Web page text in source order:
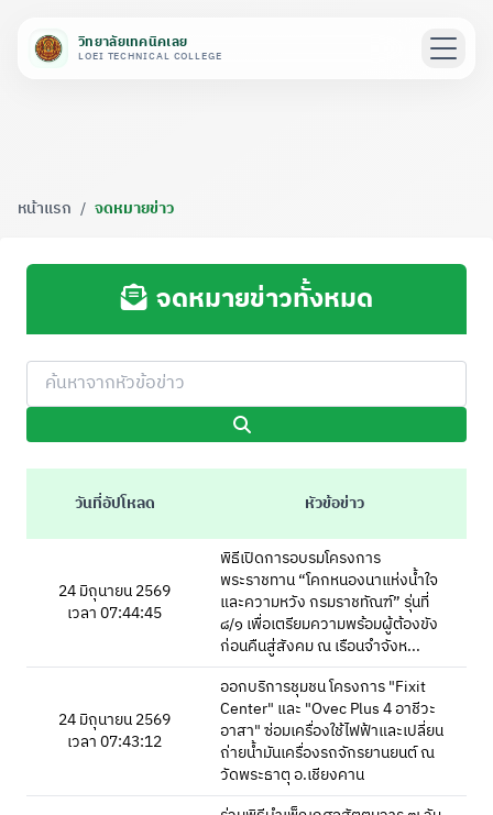
วิทยาลัยเทคนิคเลย
LOEI TECHNICAL COLLEGE
หน้าแรก / จดหมายข่าว
จดหมายข่าวทั้งหมด
วันที่อัปโหลด หัวข้อข่าว
24 มิถุนายน 2569
เวลา 07:44:45
พิธีเปิดการอบรมโครงการ
พระราชทาน “โคกหนองนาแห่งน้ำใจ
และความหวัง กรมราชทัณฑ์” รุ่นที่
๘/๑ เพื่อเตรียมความพร้อมผู้ต้องขัง
ก่อนคืนสู่สังคม ณ เรือนจำจังห...
24 มิถุนายน 2569
เวลา 07:43:12
ออกบริการชุมชน โครงการ "Fixit
Center" และ "Ovec Plus 4 อาชีวะ
อาสา" ซ่อมเครื่องใช้ไฟฟ้าและเปลี่ยน
ถ่ายน้ำมันเครื่องรถจักรยานยนต์ ณ
วัดพระธาตุ อ.เชียงคาน